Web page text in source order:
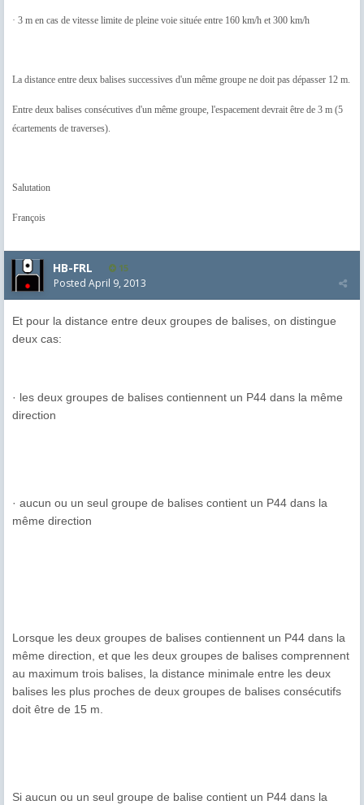
· 3 m en cas de vitesse limite de pleine voie située entre 160 km/h et 300 km/h
La distance entre deux balises successives d'un même groupe ne doit pas dépasser 12 m.
Entre deux balises consécutives d'un même groupe, l'espacement devrait être de 3 m (5
écartements de traverses).
Salutation
François
HB-FRL 15
Posted April 9, 2013
Et pour la distance entre deux groupes de balises, on distingue
deux cas:
· les deux groupes de balises contiennent un P44 dans la même
direction
· aucun ou un seul groupe de balises contient un P44 dans la
même direction
Lorsque les deux groupes de balises contiennent un P44 dans la
même direction, et que les deux groupes de balises comprennent
au maximum trois balises, la distance minimale entre les deux
balises les plus proches de deux groupes de balises consécutifs
doit être de 15 m.
Si aucun ou un seul groupe de balise contient un P44 dans la